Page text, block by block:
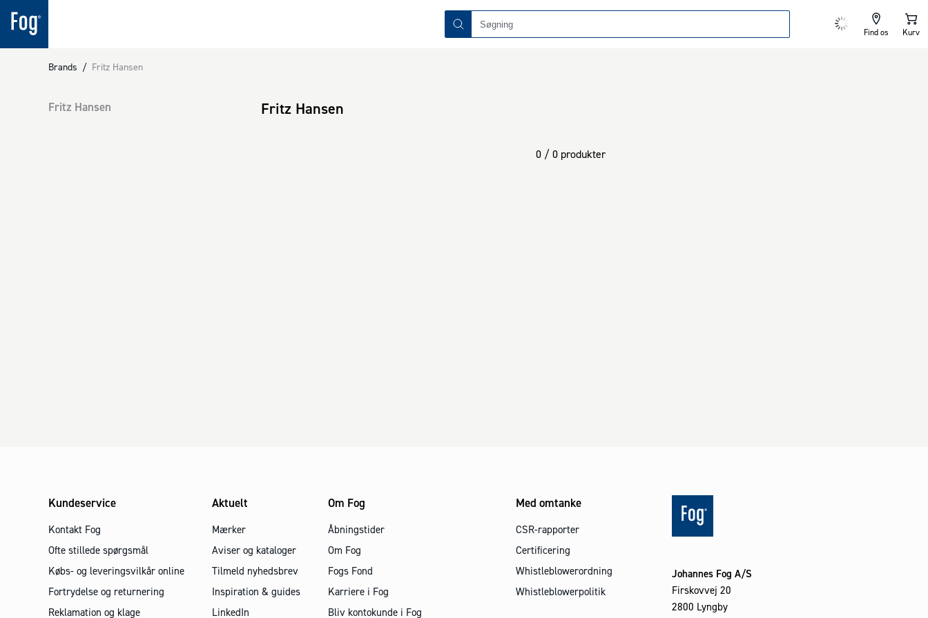
Find os Kurv
Brands / Fritz Hansen
Fritz Hansen Fritz Hansen
0 / 0 produkter
Kundeservice
Kontakt Fog
Ofte stillede spørgsmål
Købs- og leveringsvilkår online
Fortrydelse og returnering
Reklamation og klage
Aktuelt
Mærker
Aviser og kataloger
Tilmeld nyhedsbrev
Inspiration & guides
LinkedIn
Om Fog
Åbningstider
Om Fog
Fogs Fond
Karriere i Fog
Bliv kontokunde i Fog
Med omtanke
CSR-rapporter
Certificering
Whistleblowerordning
Whistleblowerpolitik
Johannes Fog A/S
Firskovvej 20
2800 Lyngby